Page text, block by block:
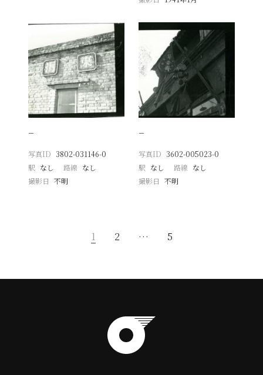
−
写真ID 3802-031146-0
駅 なし 路線 なし
撮影日
不明
−
写真ID 3602-005023-0
駅 なし 路線 なし
撮影日 不明
1 2 … 5